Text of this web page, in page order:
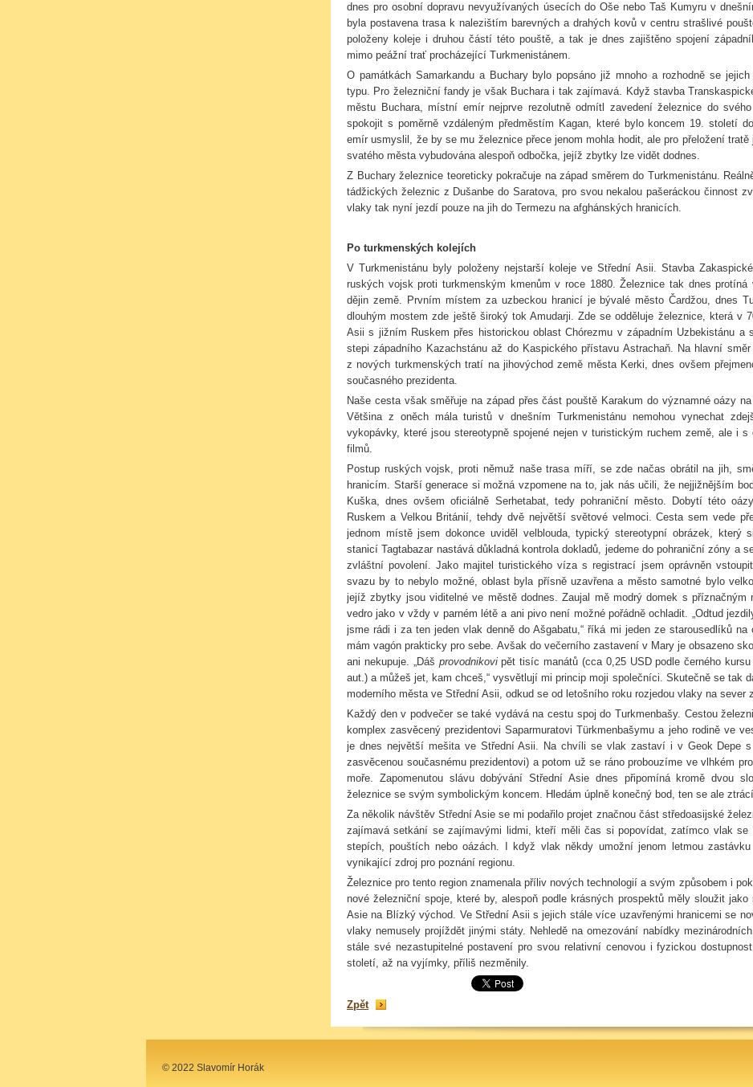
dnes pro osobní dopravu nevyužívaných úsecích do Oše nebo Taš Kumyru v
byla postavena trasa k nalezištím barevných a drahých kovů v centru strašlivé
položeny koleje i druhou částí této pouště, a tak je dnes zajištěno spojení
mimo peážní trať procházející Turkmenistánem.
O památkách Samarkandu a Buchary bylo popsáno již mnoho a rozhodně se
typu. Pro železniční fandy je však Buchara i tak zajímavá. Když stavba
městu Buchara, místní emír nejprve rezolutně odmítl zavedení železnice do
spokojit s poměrně vzdáleným předměstím Kagan, které bylo koncem 19. století
emír usmyslil, že by se mu železnice přece jenom mohla hodit, ale pro přeložení
svatého města vybudována alespoň odbočka, jejíž zbytky lze vidět dodnes.
Z Buchary železnice teoreticky pokračuje na západ směrem do Turkmenistánu.
tádžických železnic z Dušanbe do Saratova, pro svou nekalou pašeráckou činnost
vlaky tak nyní jezdí pouze na jih do Termezu na afghánských hranicích.
Po turkmenských kolejích
V Turkmenistánu byly položeny nejstarší koleje ve Střední Asii. Stavba
ruských vojsk proti turkmenským kmenům v roce 1880. Železnice tak dnes
dějin země. Prvním místem za uzbeckou hranicí je bývalé město Čardžou, dnes
dlouhým mostem zde ještě široký tok Amudarji. Zde se odděluje železnice, která v
Asii s jižním Ruskem přes historickou oblast Chórezmu v západním Uzbekistánu a
stepi západního Kazachstánu až do Kaspického přístavu Astrachaň. Na hlavní
z nových turkmenských tratí na jihovýchod země města Kerki, dnes ovšem
současného prezidenta.
Naše cesta však směřuje na západ přes část pouště Karakum do významné oázy
Většina z oněch mála turistů v dnešním Turkmenistánu nemohou vynechat
vykopávky, které jsou stereotypně spojené nejen v turistickým ruchem země, ale i
filmů.
Postup ruských vojsk, proti němuž naše trasa míří, se zde načas obrátil na jih,
hranicím. Starší generace si možná vzpomene na to, jak nás učili, že nejjižnějším
Kuška, dnes ovšem oficiálně Serhetabat, tedy pohraniční město. Dobytí této
Ruskem a Velkou Británií, tehdy dvě největší světové velmoci. Cesta sem vede
jednom místě jsem dokonce uviděl velblouda, typický stereotypní obrázek, který
stanicí Tagtabazar nastává důkladná kontrola dokladů, jedeme do pohraniční zóny a
zvláštní povolení. Jako majitel turistického víza s registrací jsem oprávněn
svazu by to nebylo možné, oblast byla přísně uzavřena a město samotné bylo
jejíž zbytky jsou viditelné ve městě dodnes. Zaujal mě modrý domek s příznačným
vedro jako v vždy v parném létě a ani pivo není možné pořádně ochladit. „Odtud
jsme rádi i za ten jeden vlak denně do Ašgabatu,“ říká mi jeden ze starousedlíků
mám vagón prakticky pro sebe. Avšak do večerního zastavení v Mary je obsazeno
ani nekupuje. „Dáš provodnikovipět tisíc manátů (cca 0,25 USD podle černého
aut.) a můžeš jet, kam chceš,“ vysvětlují mi princip moji společníci. Skutečně se tak
moderního města ve Střední Asii, odkud se od letošního roku rozjedou vlaky na sever
Každý den v podvečer se také vydává na cestu spoj do Turkmenbašy. Cestou
komplex zasvěcený prezidentovi Saparmuratovi Türkmenbašymu a jeho rodině ve
je dnes největší mešita ve Střední Asii. Na chvíli se vlak zastaví i v Geok Depe s
zasvěcenou současnému prezidentovi) a potom už se ráno probouzíme ve vlhkém
moře. Zapomenutou slávu dobývání Střední Asie dnes připomíná kromě dvou
železnice se svým symbolickým koncem. Hledám úplně konečný bod, ten se ale
Za několik návštěv Střední Asie se mi podařilo projet značnou část středoasijské
zajímavá setkání se zajímavými lidmi, kteří měli čas si popovídat, zatímco vlak se
stepích, pouštích nebo oázách. I když vlak někdy umožní jenom letmou
vynikající zdroj pro poznání regionu.
Železnice pro tento region znamenala příliv nových technologií a svým způsobem i
nové železniční spoje, které by, alespoň podle krásných prospektů měly sloužit
Asie na Blízký východ. Ve Střední Asii s jejich stále více uzavřenými hranicemi se
vlaky nemusely projíždět jinými státy. Nehledě na omezování nabídky
stále své nezastupitelné postavení pro svou relativní cenovou i fyzickou
století, až na vyjímky, příliš nezměnily.
Zpět
© 2022 Slavomír Horák